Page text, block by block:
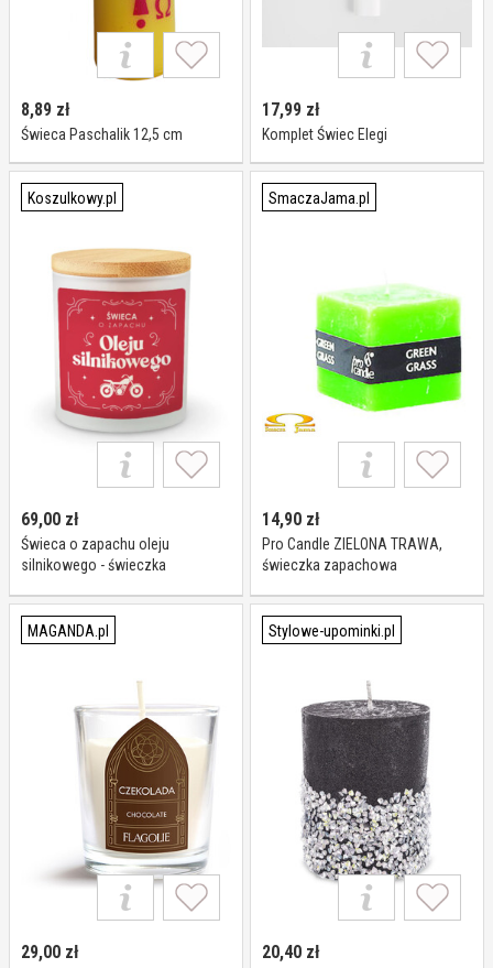
8,89 zł
Świeca Paschalik 12,5 cm
17,99 zł
Komplet Świec Elegi
Koszulkowy.pl
69,00 zł
Świeca o zapachu oleju
silnikowego - świeczka
motocyklisty
SmaczaJama.pl
14,90 zł
Pro Candle ZIELONA TRAWA,
świeczka zapachowa
MAGANDA.pl
29,00 zł
Stylowe-upominki.pl
20,40 zł